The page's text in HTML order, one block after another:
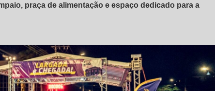
praça de alimentação e espaço dedicado para a